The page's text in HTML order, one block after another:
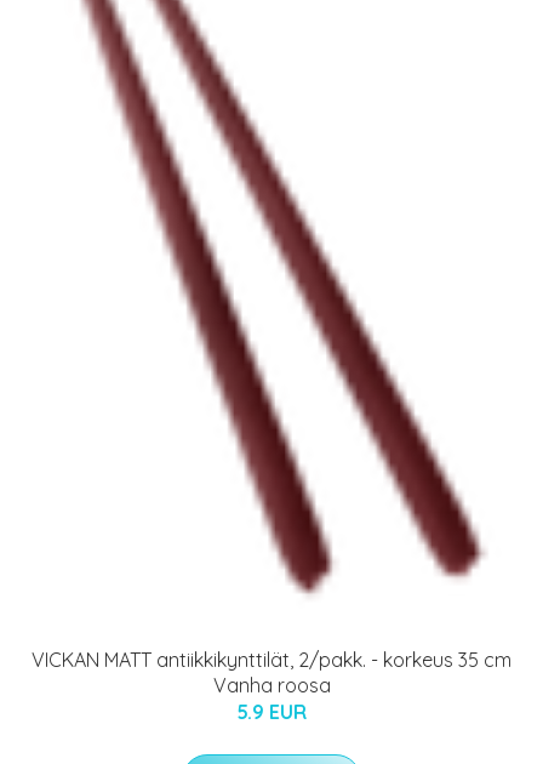
VICKAN MATT antiikkikynttilät, 2/pakk. - korkeus 35 cm
Vanha roosa
5.9 EUR